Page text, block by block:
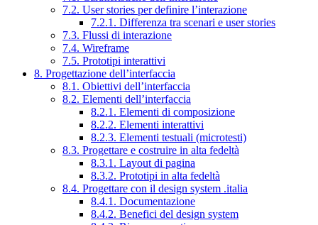
7.2. User stories per definire l’interazione
7.2.1. Differenza tra scenari e user stories
7.3. Flussi di interazione
7.4. Wireframe
7.5. Prototipi interattivi
8. Progettazione dell’interfaccia
8.1. Obiettivi dell’interfaccia
8.2. Elementi dell’interfaccia
8.2.1. Elementi di composizione
8.2.2. Elementi interattivi
8.2.3. Elementi testuali (microtesti)
8.3. Progettare e costruire in alta fedeltà
8.3.1. Layout di pagina
8.3.2. Prototipi in alta fedeltà
8.4. Progettare con il design system .italia
8.4.1. Documentazione
8.4.2. Benefici del design system